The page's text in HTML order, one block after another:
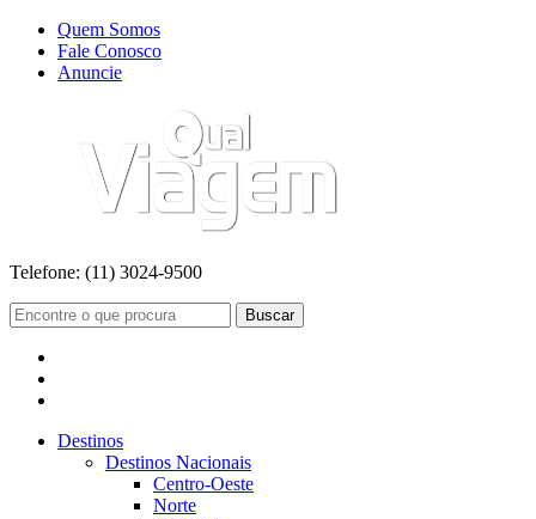
Quem Somos
Fale Conosco
Anuncie
Telefone: (11) 3024-9500
Buscar
Destinos
Destinos Nacionais
Centro-Oeste
Norte